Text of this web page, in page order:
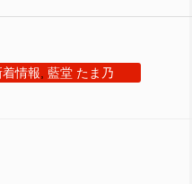
着情報 藍堂 たま乃